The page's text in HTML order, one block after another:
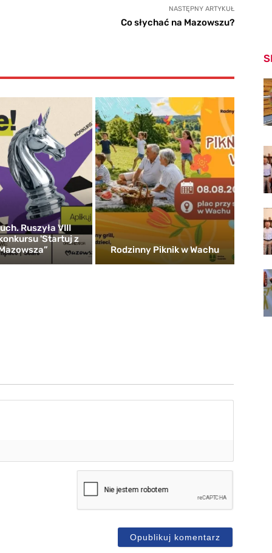
NASTĘPNY ARTYKUŁ
Co słychać na Mazowszu?
Ruszyła VIII
'Startuj z
Rodzinny Piknik w Wachu